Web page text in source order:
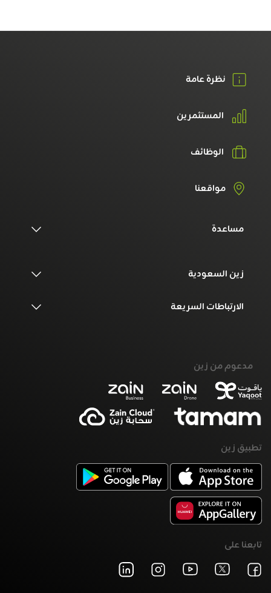
نظرة عامة
المستثمرين
الوظائف
مواقعنا
مساعدة
زين السعودية
الارتباطات السريعة
مدعوم من زين
تطبيق زين
تابعنا على